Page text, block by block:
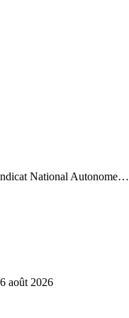
National Autonome…
6 août 2026